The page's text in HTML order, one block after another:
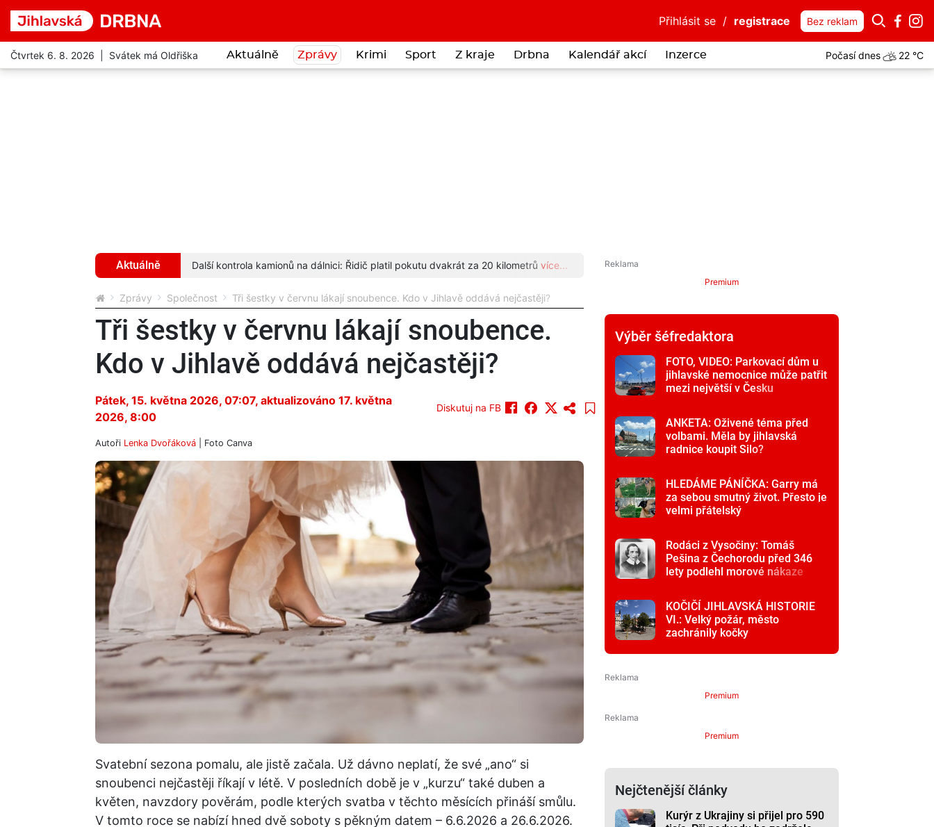
Přihlásit se / registrace Bez reklam
Čtvrtek 6. 8. 2026 | Svátek má Oldřiška Aktuálně Zprávy Krimi Sport Z kraje Drbna Kalendář akcí Inzerce Počasí dnes 22 °C
Aktuálně
život. Přesto je velmi přátelskývíce... Další kontrola kamionů na dálnici: Řidič platil pokutu dvakrát za 20 kilometrů více... Kurýr si přijel do Luk nad Jihlavou pro peníze. Po zásahu policie skončil v
Zprávy Společnost Tři šestky v červnu lákají snoubence. Kdo v Jihlavě oddává nejčastěji?
Tři šestky v červnu lákají snoubence.
Kdo v Jihlavě oddává nejčastěji?
Pátek, 15. května 2026, 07:07, aktualizováno 17. května
2026, 8:00
Diskutuj na FB
Autoři Lenka Dvořáková | Foto Canva
Svatební sezona pomalu, ale jistě začala. Už dávno neplatí, že své „ano“ si
snoubenci nejčastěji říkají v létě. V posledních době je v „kurzu“ také duben a
květen, navzdory pověrám, podle kterých svatba v těchto měsících přináší smůlu.
V tomto roce se nabízí hned dvě soboty s pěkným datem – 6.6.2026 a 26.6.2026.
Premium
Výběr šéfredaktora
FOTO, VIDEO: Parkovací dům u
jihlavské nemocnice může patřit
mezi největší v Česku
ANKETA: Oživené téma před
volbami. Měla by jihlavská
radnice koupit Silo?
HLEDÁME PÁNÍČKA: Garry má
za sebou smutný život. Přesto je
velmi přátelský
Rodáci z Vysočiny: Tomáš
Pešina z Čechorodu před 346
lety podlehl morové nákaze
KOČIČÍ JIHLAVSKÁ HISTORIE
VI.: Velký požár, město
zachránily kočky
Premium
Premium
Nejčtenější články
Kurýr z Ukrajiny si přijel pro 590